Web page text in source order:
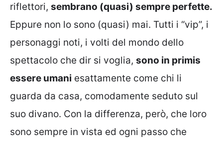
riflettori, sembrano (quasi) sempre perfette.
Eppure non lo sono (quasi) mai. Tutti i “vip”, i
personaggi noti, i volti del mondo dello
spettacolo che dir si voglia, sono in primis
essere umani esattamente come chi li
guarda da casa, comodamente seduto sul
suo divano. Con la differenza, però, che loro
sono sempre in vista ed ogni passo che